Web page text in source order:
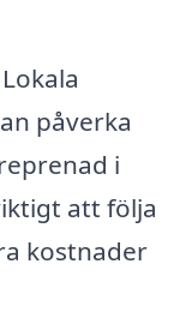
Lokala
påverka
i
att följa
kostnader